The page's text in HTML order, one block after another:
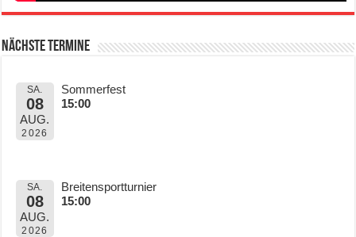
Nächste Termine
SA.
08
AUG.
2026
Sommerfest
15:00
SA.
08
AUG.
2026
Breitensportturnier
15:00